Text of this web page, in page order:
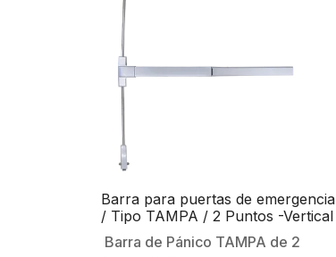
Barra para puertas de emergencia
/ Tipo TAMPA / 2 Puntos -Vertical
Barra de Pánico TAMPA de 2